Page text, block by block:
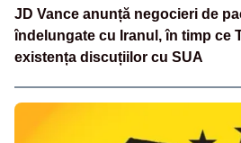
JD Vance anunță negocieri de
îndelungate cu Iranul, în timp ce
existența discuțiilor cu SUA